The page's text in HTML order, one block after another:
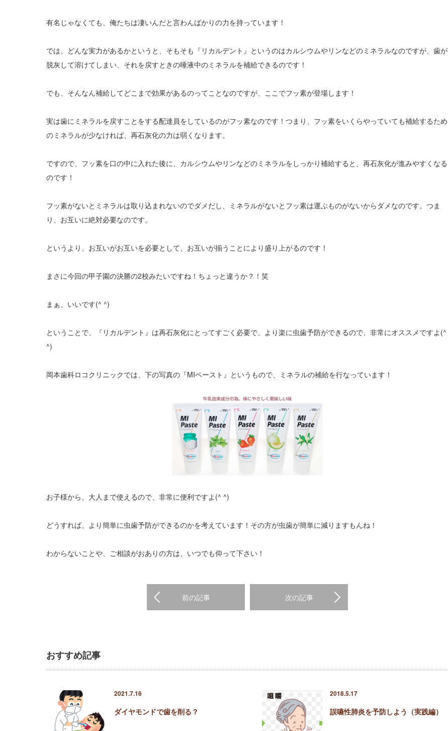
有名じゃなくても、俺たちは凄いんだと言わんばかりの力を持っています！
では、どんな実力があるかというと、そもそも『リカルデント』というのはカルシウムやリンなどのミネラルなのですが、歯が
脱灰して溶けてしまい、それを戻すときの唾液中のミネラルを補給できるのです！
でも、そんなん補給してどこまで効果があるのってことなのですが、ここでフッ素が登場します！
実は歯にミネラルを戻すことをする配達員をしているのがフッ素なのです！つまり、フッ素をいくらやっていても補給するため
のミネラルが少なければ、再石灰化の力は弱くなります。
ですので、フッ素を口の中に入れた後に、カルシウムやリンなどのミネラルをしっかり補給すると、再石灰化が進みやすくなる
のです！
フッ素がないとミネラルは取り込まれないのでダメだし、ミネラルがないとフッ素は運ぶものがないからダメなのです。つま
り、お互いに絶対必要なのです。
というより、お互いがお互いを必要として、お互いが揃うことにより盛り上がるのです！
まさに今回の甲子園の決勝の2校みたいですね！ちょっと違うか？！笑
まぁ、いいです(^ ^)
ということで、『リカルデント』は再石灰化にとってすごく必要で、より楽に虫歯予防ができるので、非常にオススメですよ(^
^)
岡本歯科ロコクリニックでは、下の写真の『MIペースト』というもので、ミネラルの補給を行なっています！
お子様から、大人まで使えるので、非常に便利ですよ(^ ^)
どうすれば、より簡単に虫歯予防ができるのかを考えています！その方が虫歯が簡単に減りますもんね！
わからないことや、ご相談がおありの方は、いつでも仰って下さい！
前の記事 次の記事
おすすめ記事
2021.7.16
ダイヤモンドで歯を削る？
2018.5.17
誤嚥性肺炎を予防しよう（実践編）